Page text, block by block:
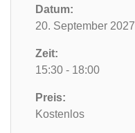
Datum:
20. September 2027
Zeit:
15:30 - 18:00
Preis:
Kostenlos